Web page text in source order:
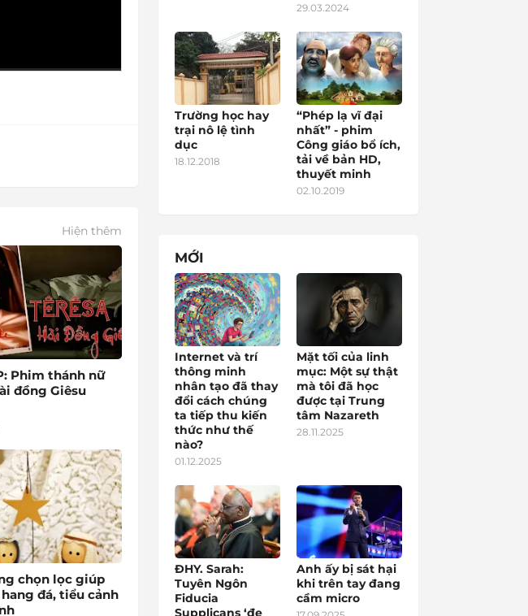
Hiện thêm
Phim thánh nữ
đồng Giêsu
chọn lọc giúp
đá, tiểu cảnh
29.03.2024
Trường học hay
trại nô lệ tình
dục
18.12.2018
“Phép lạ vĩ đại
nhất” - phim
Công giáo bổ ích,
tải về bản HD,
thuyết minh
02.10.2019
MỚI
Internet và trí
thông minh
nhân tạo đã thay
đổi cách chúng
ta tiếp thu kiến
thức như thế
nào?
01.12.2025
Mặt tối của linh
mục: Một sự thật
mà tôi đã học
được tại Trung
tâm Nazareth
28.11.2025
ĐHY. Sarah:
Tuyên Ngôn
Fiducia
Supplicans ‘đe
Anh ấy bị sát hại
khi trên tay đang
cầm micro